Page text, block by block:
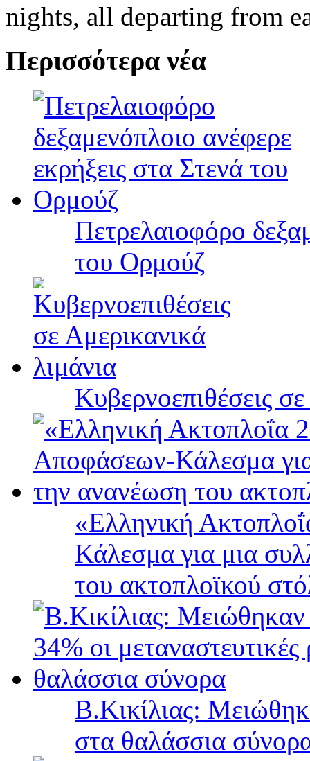
nights, all departing from
Περισσότερα νέα
Πετρελαιοφόρο
του Ορμούζ
Κυβερνοεπιθέσεις
«Ελληνική
Κάλεσμα για μια
του ακτοπλοϊκού
B.Κικίλιας:
στα θαλάσσια